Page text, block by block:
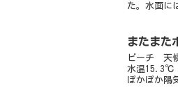
た。水面に
た。仲良く
またまた
ビーチ 天
水温15.3℃
ぽかぽか陽